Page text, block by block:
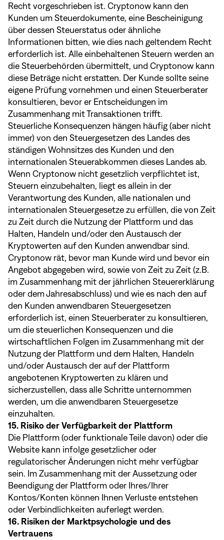
Recht vorgeschrieben ist. Cryptonow kann den
Kunden um Steuerdokumente, eine Bescheinigung
über dessen Steuerstatus oder ähnliche
Informationen bitten, wie dies nach geltendem Recht
erforderlich ist. Alle einbehaltenen Steuern werden an
die Steuerbehörden übermittelt, und Cryptonow kann
diese Beträge nicht erstatten. Der Kunde sollte seine
eigene Prüfung vornehmen und einen Steuerberater
konsultieren, bevor er Entscheidungen im
Zusammenhang mit Transaktionen trifft.
Steuerliche Konsequenzen hängen häufig (aber nicht
immer) von den Steuergesetzen des Landes des
ständigen Wohnsitzes des Kunden und den
internationalen Steuerabkommen dieses Landes ab.
Wenn Cryptonow nicht gesetzlich verpflichtet ist,
Steuern einzubehalten, liegt es allein in der
Verantwortung des Kunden, alle nationalen und
internationalen Steuergesetze zu erfüllen, die von Zeit
zu Zeit durch die Nutzung der Plattform und das
Halten, Handeln und/oder den Austausch der
Kryptowerten auf den Kunden anwendbar sind.
Cryptonow rät, bevor man Kunde wird und bevor ein
Angebot abgegeben wird, sowie von Zeit zu Zeit (z.B.
im Zusammenhang mit der jährlichen Steuererklärung
oder dem Jahresabschluss) und wie es nach den auf
den Kunden anwendbaren Steuergesetzen
erforderlich ist, einen Steuerberater zu konsultieren,
um die steuerlichen Konsequenzen und die
wirtschaftlichen Folgen im Zusammenhang mit der
Nutzung der Plattform und dem Halten, Handeln
und/oder Austausch der auf der Plattform
angebotenen Kryptowerten zu klären und
sicherzustellen, dass alle Schritte unternommen
werden, um die anwendbaren Steuergesetze
einzuhalten.
15. Risiko der Verfügbarkeit der Plattform
Die Plattform (oder funktionale Teile davon) oder die
Website kann infolge gesetzlicher oder
regulatorischer Änderungen nicht mehr verfügbar
sein. Im Zusammenhang mit der Aussetzung oder
Beendigung der Plattform oder Ihres/Ihrer
Kontos/Konten können Ihnen Verluste entstehen
oder Verbindlichkeiten auferlegt werden.
16. Risiken der Marktpsychologie und des
Vertrauens